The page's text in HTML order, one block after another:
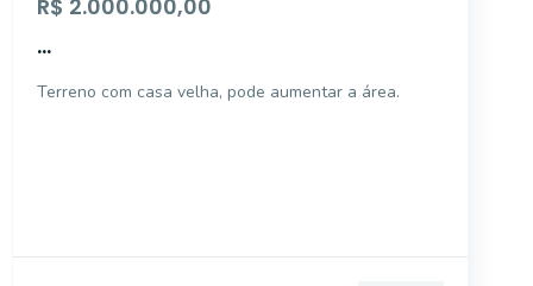
R$ 2.000.000,00
...
Terreno com casa velha, pode aumentar a área.